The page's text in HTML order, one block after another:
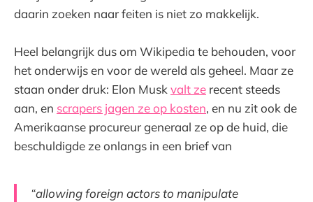
daarin zoeken naar feiten is niet zo makkelijk.
Heel belangrijk dus om Wikipedia te behouden, voor
het onderwijs en voor de wereld als geheel. Maar ze
staan onder druk: Elon Muskvalt ze recent steeds
aan, en scrapers jagen ze op kosten, en nu zit ook de
Amerikaanse procureur generaal ze op de huid, die
beschuldigde ze onlangs in een brief van
“allowing foreign actors to manipulate